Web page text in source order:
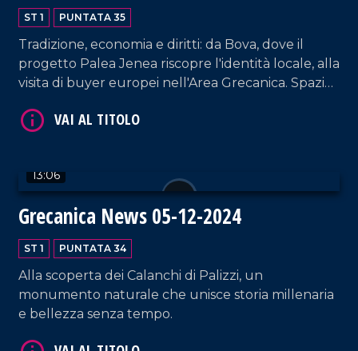
ST 1 PUNTATA 35
Tradizione, economia e diritti: da Bova, dove il
progetto Palea Jenea riscopre l'identità locale, alla
visita di buyer europei nell'Area Grecanica. Spazio
romanzo e all'impegno del Centro Italiano
13:06
Grecanica News 05-12-2024
ST 1 PUNTATA 34
Alla scoperta dei Calanchi di Palizzi, un
monumento naturale che unisce storia millenaria
e bellezza senza tempo.
VAI AL TITOLO
VAI AL TITOLO